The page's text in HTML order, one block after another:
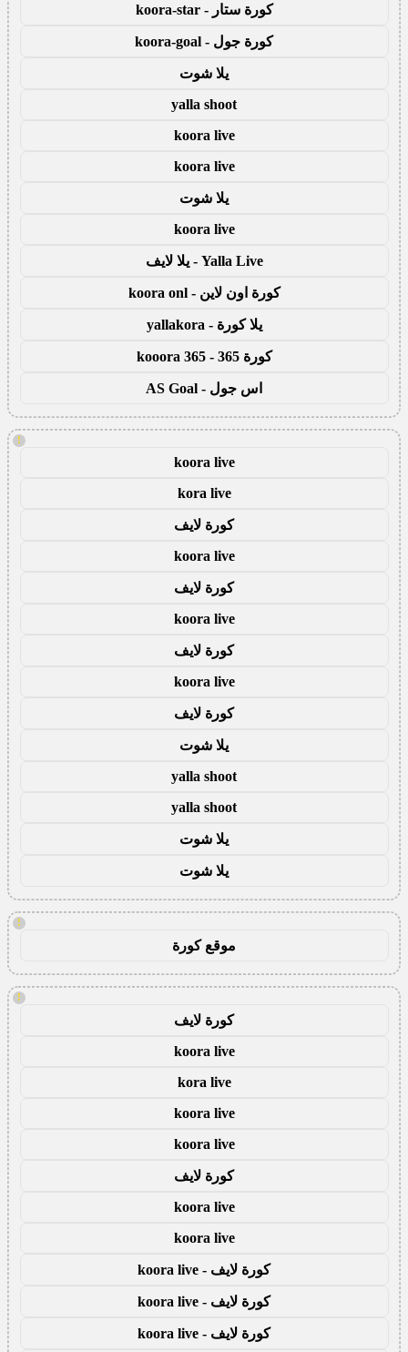
كورة ستار - koora-star
كورة جول - koora-goal
يلا شوت
yalla shoot
koora live
koora live
يلا شوت
koora live
Yalla Live - يلا لايف
كورة اون لاين - koora onl
يلا كورة - yallakora
كورة 365 - kooora 365
اس جول - AS Goal
!
koora live
kora live
كورة لايف
koora live
كورة لايف
koora live
كورة لايف
koora live
كورة لايف
يلا شوت
yalla shoot
yalla shoot
يلا شوت
يلا شوت
!
موقع كورة
!
كورة لايف
koora live
kora live
koora live
koora live
كورة لايف
koora live
koora live
كورة لايف - koora live
كورة لايف - koora live
كورة لايف - koora live